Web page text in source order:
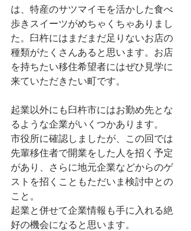
は、特産のサツマイモを活かした食べ
歩きスイーツがめちゃくちゃありまし
た。臼杵にはまだまだ足りないお店の
種類がたくさんあると思います。お店
を持ちたい移住希望者にはぜひ見学に
来ていただきたい町です。
起業以外にも臼杵市にはお勤め先とな
るような企業がいくつかあります。
市役所に確認しましたが、この回では
先輩移住者で開業をした人を招く予定
があり、さらに地元企業などからのゲ
ストを招くこともただいま検討中との
こと。
起業と併せて企業情報も手に入れる絶
好の機会になると思います。